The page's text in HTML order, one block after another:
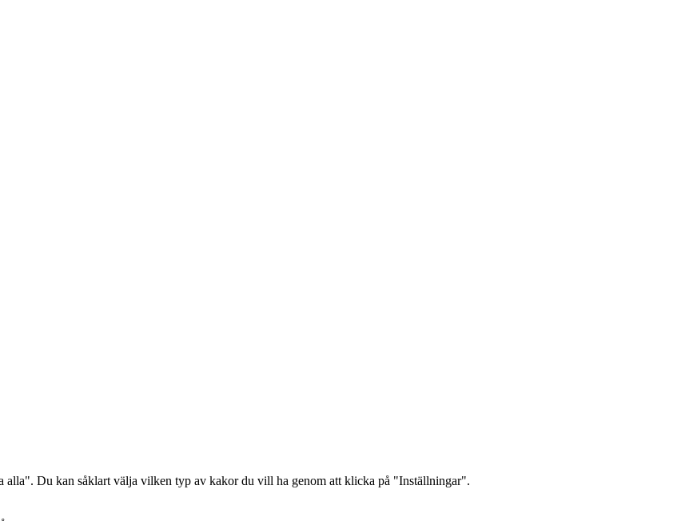
Du kan såklart välja vilken typ av kakor du vill ha genom att klicka på "Inställningar".